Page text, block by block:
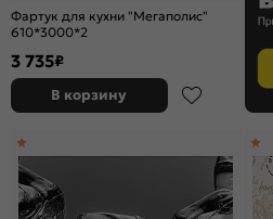
Фартук для кухни "Мегаполис"
610*3000*2
3 735₽
В корзину